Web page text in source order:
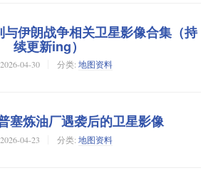
伊朗战争相关卫星影像合集（持
续更新ing）
2026-04-30 分类: 地图资料
塞炼油厂遇袭后的卫星影像
2026-04-23 分类: 地图资料